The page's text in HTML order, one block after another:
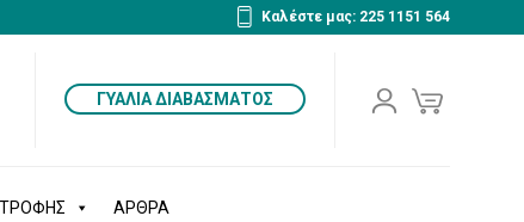
Καλέστε μας: 225 1151 564
ΓΥΑΛΙΑ ΔΙΑΒΑΣΜΑΤΟΣ
ΑΡΘΡΑ
ΑΡΘΡΑ